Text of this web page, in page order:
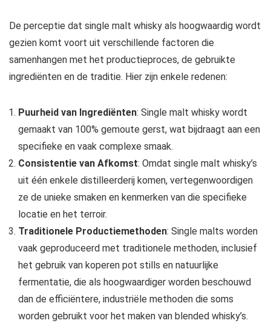
De perceptie dat single malt whisky als hoogwaardig wordt
gezien komt voort uit verschillende factoren die
samenhangen met het productieproces, de gebruikte
ingrediënten en de traditie. Hier zijn enkele redenen:
Puurheid van Ingrediënten: Single malt whisky wordt
gemaakt van 100% gemoute gerst, wat bijdraagt aan een
specifieke en vaak complexe smaak.
Consistentie van Afkomst: Omdat single malt whisky’s
uit één enkele distilleerderij komen, vertegenwoordigen
ze de unieke smaken en kenmerken van die specifieke
locatie en het terroir.
Traditionele Productiemethoden: Single malts worden
vaak geproduceerd met traditionele methoden, inclusief
het gebruik van koperen pot stills en natuurlijke
fermentatie, die als hoogwaardiger worden beschouwd
dan de efficiëntere, industriële methoden die soms
worden gebruikt voor het maken van blended whisky’s.